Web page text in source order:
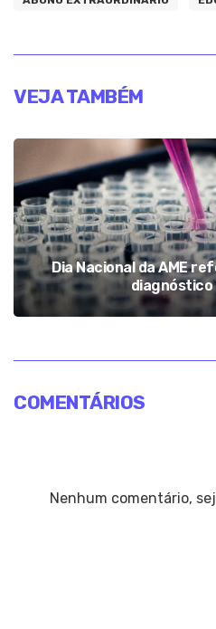
VEJA TAMBÉM
Dia Nacional da AME
COMENTÁRIOS
Nenhum comentário,